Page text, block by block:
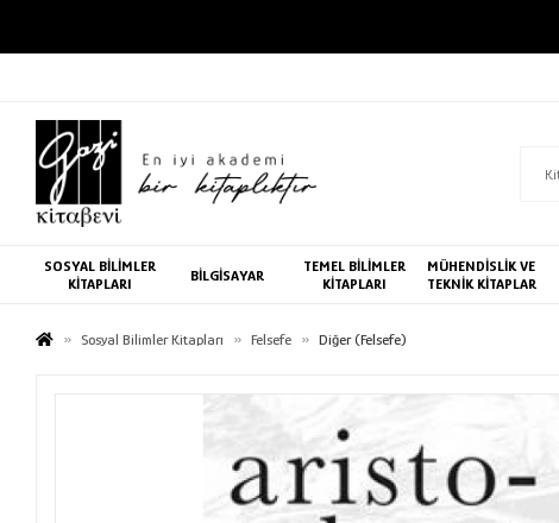
SOSYAL BİLİMLER
KİTAPLARI
BİLGİSAYAR
TEMEL BİLİMLER
KİTAPLARI
MÜHENDİSLİK VE
TEKNİK KİTAPLAR
Sosyal Bilimler Kitapları Felsefe Diğer (Felsefe)